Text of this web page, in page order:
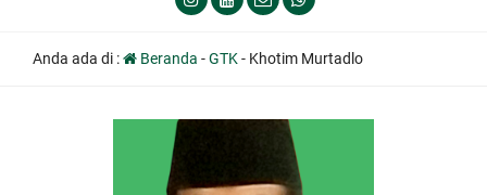
Anda ada di : Beranda -GTK- Khotim Murtadlo